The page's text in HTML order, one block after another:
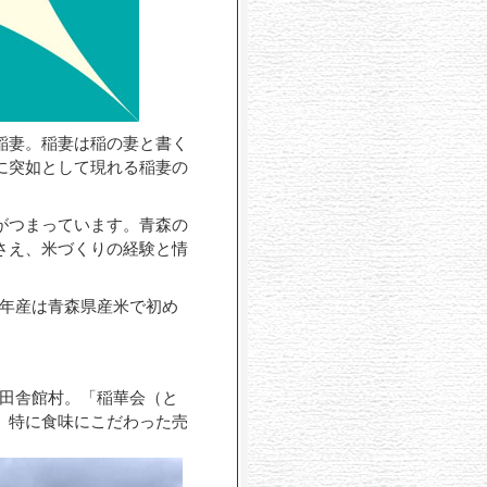
。稲妻は稲の妻と書く
突如として現れる稲妻の
つまっています。青森の
え、米づくりの経験と情
産は青森県産米で初め
舎館村。「稲華会（と
特に食味にこだわった売